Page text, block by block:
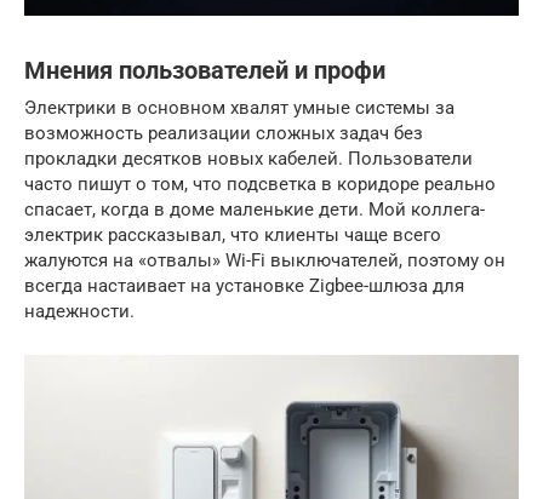
Мнения пользователей и профи
Электрики в основном хвалят умные системы за
возможность реализации сложных задач без
прокладки десятков новых кабелей. Пользователи
часто пишут о том, что подсветка в коридоре реально
спасает, когда в доме маленькие дети. Мой коллега-
электрик рассказывал, что клиенты чаще всего
жалуются на «отвалы» Wi-Fi выключателей, поэтому он
всегда настаивает на установке Zigbee-шлюза для
надежности.